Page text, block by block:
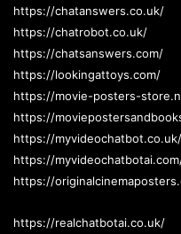
https://chatanswers.co.uk/
https://chatrobot.co.uk/
https://chatsanswers.com/
https://lookingattoys.com/
https://movie-posters-
https://
https://myvideochatbot.co.uk/
https://
https://
https://realchatbotai.co.uk/